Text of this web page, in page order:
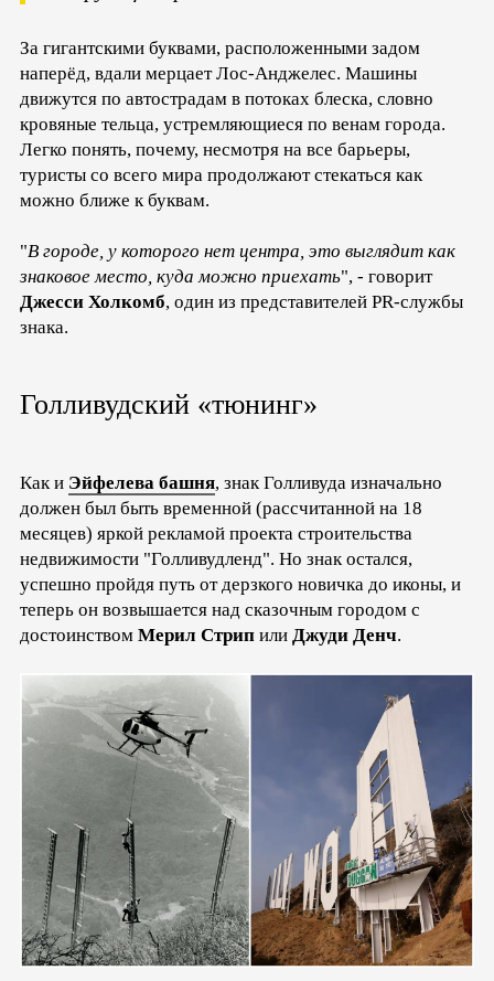
За гигантскими буквами, расположенными задом
наперёд, вдали мерцает Лос-Анджелес. Машины
движутся по автострадам в потоках блеска, словно
кровяные тельца, устремляющиеся по венам города.
Легко понять, почему, несмотря на все барьеры,
туристы со всего мира продолжают стекаться как
можно ближе к буквам.
"В городе, у которого нет центра, это выглядит как
знаковое место, куда можно приехать", - говорит
Джесси Холкомб, один из представителей PR-службы
знака.
Голливудский «тюнинг»
Как и Эйфелева башня, знак Голливуда изначально
должен был быть временной (рассчитанной на 18
месяцев) яркой рекламой проекта строительства
недвижимости "Голливудленд". Но знак остался,
успешно пройдя путь от дерзкого новичка до иконы, и
теперь он возвышается над сказочным городом с
достоинством Мерил Стрип или Джуди Денч.